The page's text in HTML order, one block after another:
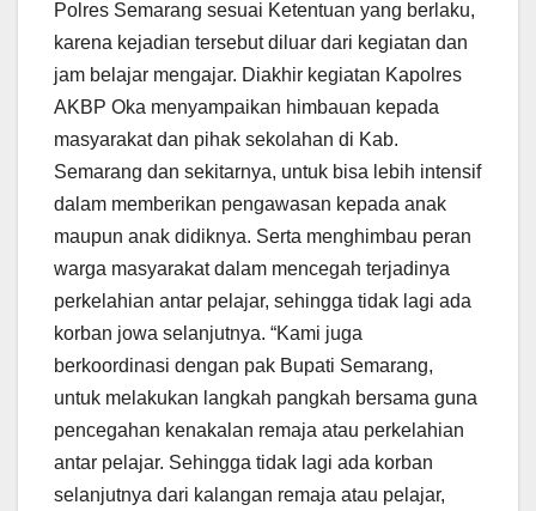
Polres Semarang sesuai Ketentuan yang berlaku,
karena kejadian tersebut diluar dari kegiatan dan
jam belajar mengajar. Diakhir kegiatan Kapolres
AKBP Oka menyampaikan himbauan kepada
masyarakat dan pihak sekolahan di Kab.
Semarang dan sekitarnya, untuk bisa lebih intensif
dalam memberikan pengawasan kepada anak
maupun anak didiknya. Serta menghimbau peran
warga masyarakat dalam mencegah terjadinya
perkelahian antar pelajar, sehingga tidak lagi ada
korban jowa selanjutnya. “Kami juga
berkoordinasi dengan pak Bupati Semarang,
untuk melakukan langkah pangkah bersama guna
pencegahan kenakalan remaja atau perkelahian
antar pelajar. Sehingga tidak lagi ada korban
selanjutnya dari kalangan remaja atau pelajar,